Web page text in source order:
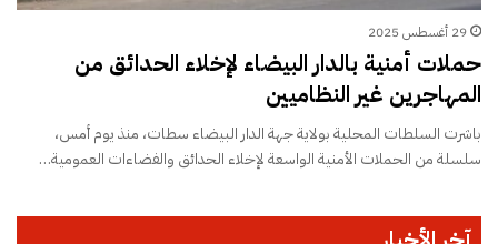
29 أغسطس 2025
حملات أمنية بالدار البيضاء لإخلاء الحدائق من
المهاجرين غير النظاميين
باشرت السلطات المحلية بولاية جهة الدار البيضاء سطات، منذ يوم أمس،
سلسلة من الحملات الأمنية الواسعة لإخلاء الحدائق والفضاءات العمومية…